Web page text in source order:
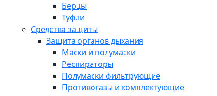
Берцы
Туфли
Средства защиты
Защита органов дыхания
Маски и полумаски
Респираторы
Полумаски фильтрующие
Противогазы и комплектующие